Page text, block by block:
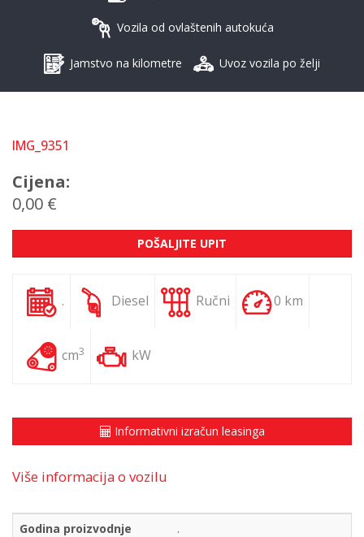
Vozila od ovlaštenih autokuća
Jamstvo na kilometre Uvoz vozila po želji
IMG_9351
Cijena:
0,00 €
POŠALJITE UPIT
. Diesel Ručni 0 km
cm3 kW
Informativni izračun leasinga
Više informacija o vozilu
Godina proizvodnje
.